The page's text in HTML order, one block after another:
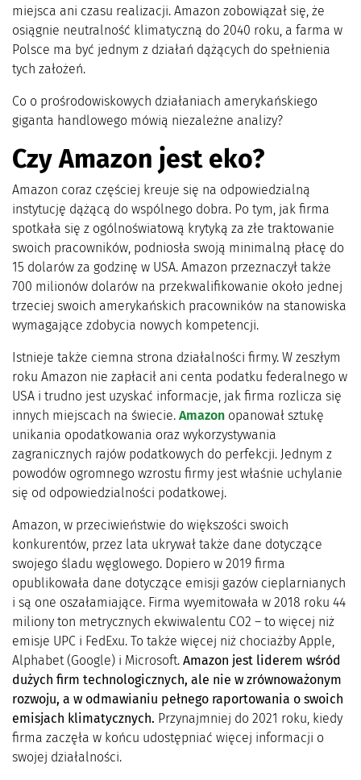
miejsca ani czasu realizacji. Amazon zobowiązał się, że
osiągnie neutralność klimatyczną do 2040 roku, a farma w
Polsce ma być jednym z działań dążących do spełnienia
tych założeń.
Co o prośrodowiskowych działaniach amerykańskiego
giganta handlowego mówią niezależne analizy?
Czy Amazon jest eko?
Amazon coraz częściej kreuje się na odpowiedzialną
instytucję dążącą do wspólnego dobra. Po tym, jak firma
spotkała się z ogólnoświatową krytyką za złe traktowanie
swoich pracowników, podniosła swoją minimalną płacę do
15 dolarów za godzinę w USA. Amazon przeznaczył także
700 milionów dolarów na przekwalifikowanie około jednej
trzeciej swoich amerykańskich pracowników na stanowiska
wymagające zdobycia nowych kompetencji.
Istnieje także ciemna strona działalności firmy. W zeszłym
roku Amazon nie zapłacił ani centa podatku federalnego w
USA i trudno jest uzyskać informacje, jak firma rozlicza się
innych miejscach na świecie. Amazon opanował sztukę
unikania opodatkowania oraz wykorzystywania
zagranicznych rajów podatkowych do perfekcji. Jednym z
powodów ogromnego wzrostu firmy jest właśnie uchylanie
się od odpowiedzialności podatkowej.
Amazon, w przeciwieństwie do większości swoich
konkurentów, przez lata ukrywał także dane dotyczące
swojego śladu węglowego. Dopiero w 2019 firma
opublikowała dane dotyczące emisji gazów cieplarnianych
i są one oszałamiające. Firma wyemitowała w 2018 roku 44
miliony ton metrycznych ekwiwalentu CO2 – to więcej niż
emisje UPC i FedExu. To także więcej niż chociażby Apple,
Alphabet (Google) i Microsoft. Amazon jest liderem wśród
dużych firm technologicznych, ale nie w zrównoważonym
rozwoju, a w odmawianiu pełnego raportowania o swoich
emisjach klimatycznych. Przynajmniej do 2021 roku, kiedy
firma zaczęła w końcu udostępniać więcej informacji o
swojej działalności.